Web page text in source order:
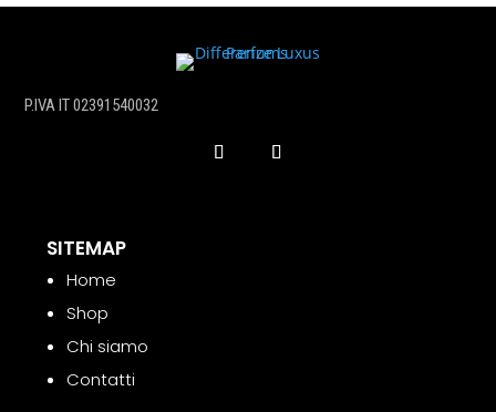
P.IVA IT 02391540032
SITEMAP
Home
Shop
Chi siamo
Contatti